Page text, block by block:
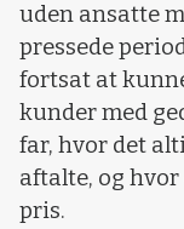
uden ansatte
pressede
fortsat at
kunder med
far, hvor det
aftalte, og
pris.